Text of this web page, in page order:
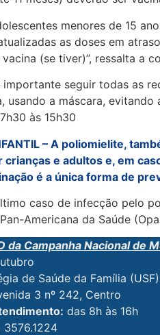
menores de 15
as doses em
(se tiver)”, ressalta a
importante seguir todas as
usando a máscara,
às 15h30
– A poliomielite,
crianças e adultos e, em
é a única forma de
caso de infecção pelo
Americana da Saúde
da Campanha Nacional de
de Saúde da Família (USF)
3 nº 242, Centro
das 8h às 16h
3576.1224